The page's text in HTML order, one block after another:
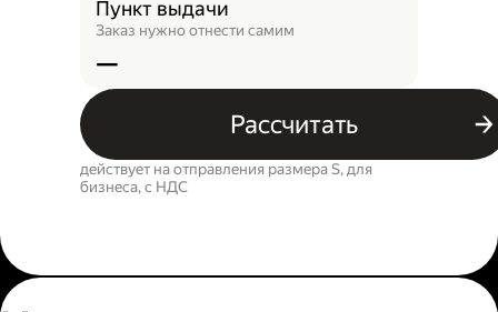
Пункт выдачи
Заказ нужно отнести самим
—
Рассчитать
действует на отправления размера S, для
бизнеса, c НДС